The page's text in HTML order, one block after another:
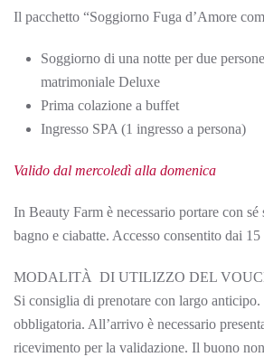
Il pacchetto “Soggiorno Fuga d’Amore
Soggiorno di una notte per due
matrimoniale Deluxe
Prima colazione a buffet
Ingresso SPA (1 ingresso a persona)
Valido dal mercoledì alla domenica
In Beauty Farm è necessario portare con sé
bagno e ciabatte. Accesso consentito dai
MODALITÀ DI UTILIZZO DEL
Si consiglia di prenotare con largo
obbligatoria. All’arrivo è necessario
ricevimento per la validazione. Il buono